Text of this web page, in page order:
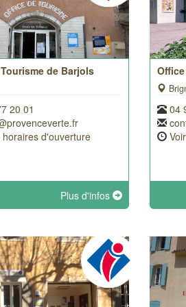
de Barjols
20 01
horaires d'ouverture
Plus d'infos
04